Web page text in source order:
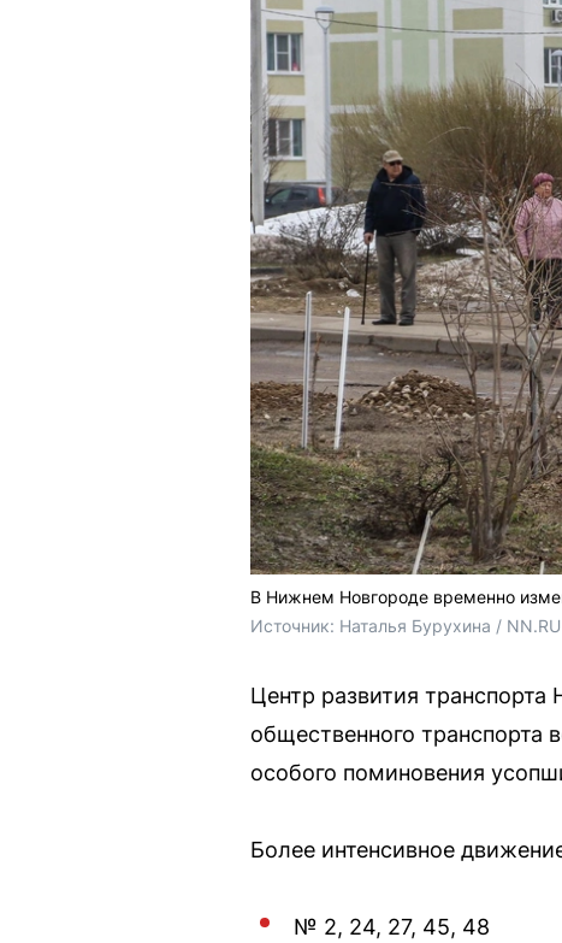
В Нижнем Новгороде временно
Источник: Наталья Бурухина / NN.RU
Центр развития
общественного транспорта
особого поминовения
Более интенсивное
№ 2, 24, 27, 45, 48